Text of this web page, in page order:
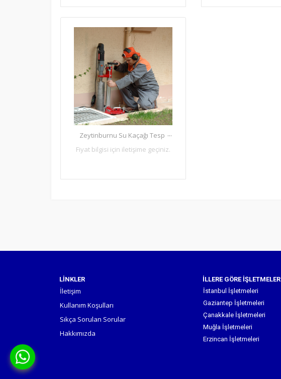
Zeytinburnu Su Kaçağı Tesp ...
Fiyat bilgisi için iletişime geçiniz.
LİNKLER
İletişim
Kullanım Koşulları
Sıkça Sorulan Sorular
Hakkımızda
İLLERE GÖRE İŞLETMELER
İstanbul İşletmeleri
Gaziantep İşletmeleri
Çanakkale İşletmeleri
Muğla İşletmeleri
Erzincan İşletmeleri